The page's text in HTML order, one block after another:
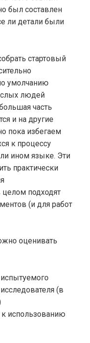
был составлен
ли детали были
стартовый
умолчанию
людей
часть
и на другие
пока избегаем
к процессу
ином языке. Эти
практически
подходят
(и для работ
оценивать
(в
к использованию